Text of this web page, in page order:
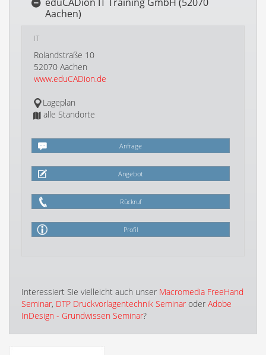
Aachen)
IT
Rolandstraße 10
52070 Aachen
www.eduCADion.de
Lageplan
alle Standorte
Anfrage
Angebot
Rückruf
Profil
Interessiert Sie vielleicht auch unser Macromedia FreeHand
Seminar, DTP Druckvorlagentechnik Seminar oder Adobe
InDesign - Grundwissen Seminar?